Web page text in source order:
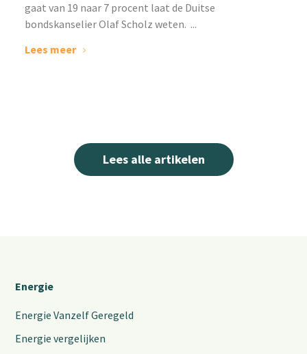
gaat van 19 naar 7 procent laat de Duitse
bondskanselier Olaf Scholz weten. ...
Lees meer
Lees alle artikelen
Energie
Energie Vanzelf Geregeld
Energie vergelijken